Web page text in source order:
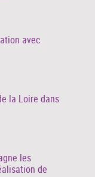
avec
la Loire dans
les
de